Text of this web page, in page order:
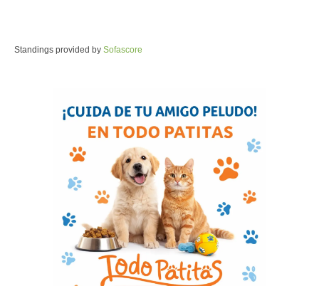
Standings provided by Sofascore